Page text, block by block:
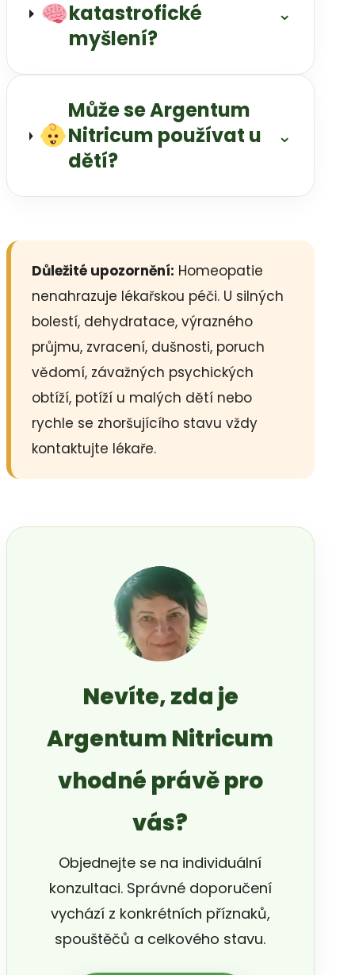
katastrofické
myšlení?
⌄
Může se Argentum
Nitricum používat u
dětí?
⌄
Důležité upozornění: Homeopatie
nenahrazuje lékařskou péči. U silných
bolestí, dehydratace, výrazného
průjmu, zvracení, dušnosti, poruch
vědomí, závažných psychických
obtíží, potíží u malých dětí nebo
rychle se zhoršujícího stavu vždy
kontaktujte lékaře.
Nevíte, zda je
Argentum Nitricum
vhodné právě pro
vás?
Objednejte se na individuální
konzultaci. Správné doporučení
vychází z konkrétních příznaků,
spouštěčů a celkového stavu.